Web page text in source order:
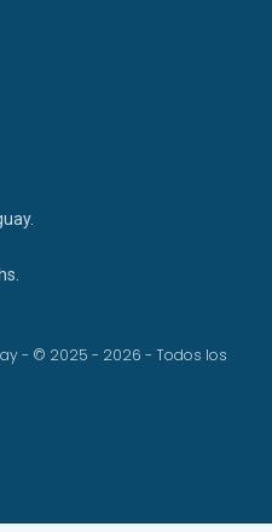
- © 2025 - 2026 - Todos los